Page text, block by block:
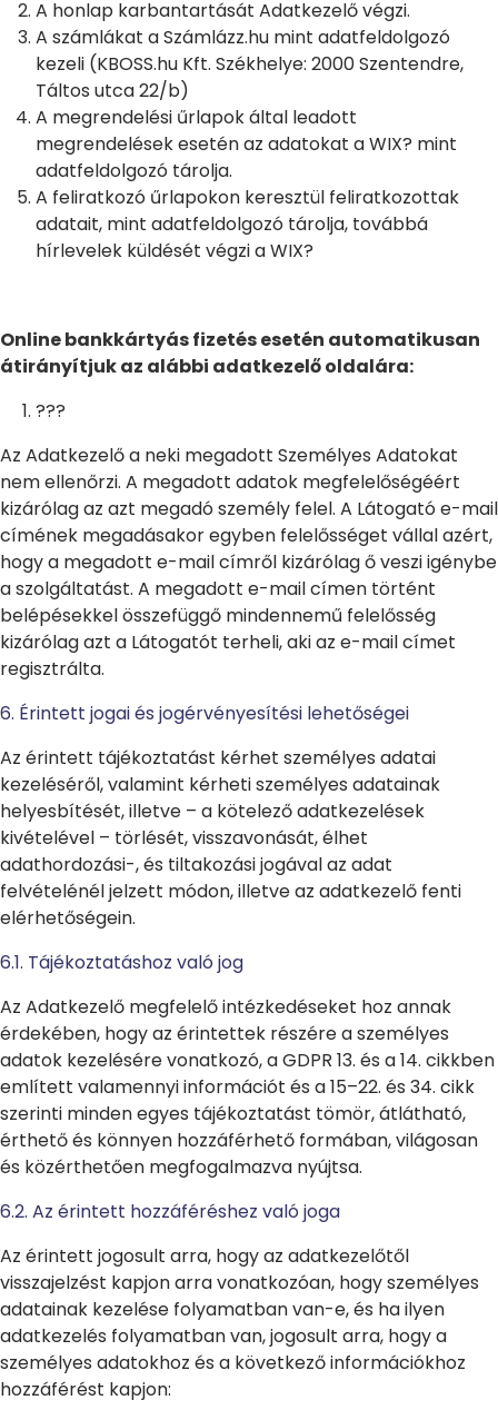
A honlap karbantartását Adatkezelő végzi.
A számlákat a Számlázz.hu mint adatfeldolgozó
kezeli (KBOSS.hu Kft. Székhelye: 2000 Szentendre,
Táltos utca 22/b)
A megrendelési űrlapok által leadott
megrendelések esetén az adatokat aWIX? mint
adatfeldolgozó tárolja.
A feliratkozó űrlapokon keresztül feliratkozottak
adatait, mint adatfeldolgozó tárolja, továbbá
hírlevelek küldését végzi aWIX?
Online bankkártyás fizetés esetén automatikusan
átirányítjuk az alábbi adatkezelő oldalára:
???
Az Adatkezelő a neki megadott Személyes Adatokat
nem ellenőrzi. A megadott adatok megfelelőségéért
kizárólag az azt megadó személy felel. A Látogató e-mail
címének megadásakor egyben felelősséget vállal azért,
hogy a megadott e-mail címről kizárólag ő veszi igénybe
a szolgáltatást. A megadott e-mail címen történt
belépésekkel összefüggő mindennemű felelősség
kizárólag azt a Látogatót terheli, aki az e-mail címet
regisztrálta.
6. Érintett jogai és jogérvényesítési lehetőségei
Az érintett tájékoztatást kérhet személyes adatai
kezeléséről, valamint kérheti személyes adatainak
helyesbítését, illetve – a kötelező adatkezelések
kivételével – törlését, visszavonását, élhet
adathordozási-, és tiltakozási jogával az adat
felvételénél jelzett módon, illetve az adatkezelő fenti
elérhetőségein.
6.1. Tájékoztatáshoz való jog
Az Adatkezelő megfelelő intézkedéseket hoz annak
érdekében, hogy az érintettek részére a személyes
adatok kezelésére vonatkozó, a GDPR 13. és a 14. cikkben
említett valamennyi információt és a 15–22. és 34. cikk
szerinti minden egyes tájékoztatást tömör, átlátható,
érthető és könnyen hozzáférhető formában, világosan
és közérthetően megfogalmazva nyújtsa.
6.2. Az érintett hozzáféréshez való joga
Az érintett jogosult arra, hogy az adatkezelőtől
visszajelzést kapjon arra vonatkozóan, hogy személyes
adatainak kezelése folyamatban van-e, és ha ilyen
adatkezelés folyamatban van, jogosult arra, hogy a
személyes adatokhoz és a következő információkhoz
hozzáférést kapjon: